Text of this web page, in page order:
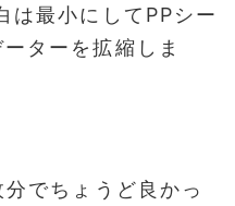
は最小にしてPPシー
ターを拡縮しま
でちょうど良かっ